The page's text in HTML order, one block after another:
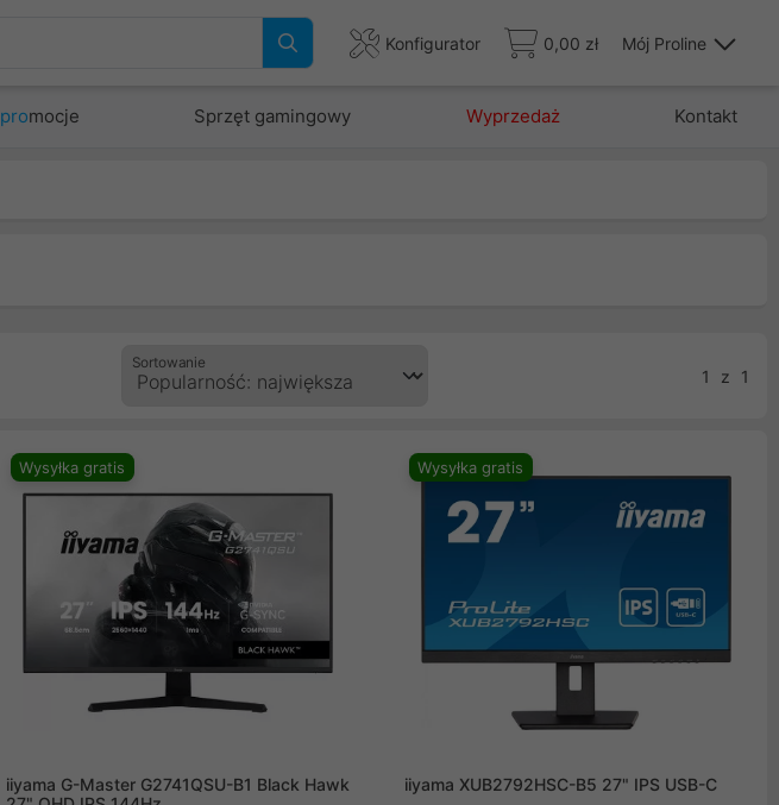
Konfigurator 0,00 zł Mój Proline
promocje Sprzęt gamingowy Wyprzedaż Kontakt
Sortowanie
1 z 1
Wysyłka gratis
iiyama G-Master G2741QSU-B1 Black Hawk
Wysyłka gratis
iiyama XUB2792HSC-B5 27" IPS USB-C